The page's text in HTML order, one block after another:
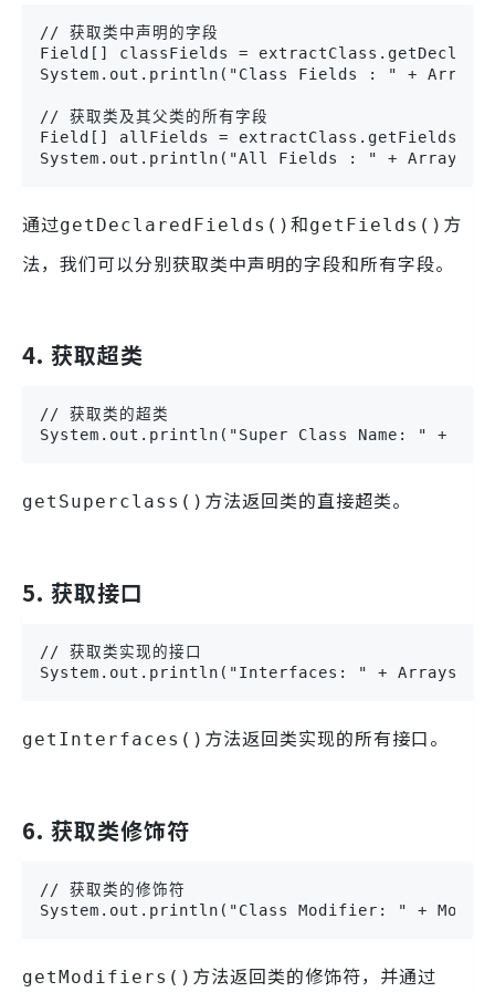
// 获取类中声明的字段
Field[] classFields =
System.out.println("Class Fields : " +
// 获取类及其父类的所有字段
Field[] allFields = extractClass.getFields();
System.out.println("All Fields : " +
通过getDeclaredFields() 和getFields() 方
法，我们可以分别获取类中声明的字段和所有字段。
4. 获取超类
// 获取类的超类
System.out.println("Super Class Name: " +
getSuperclass() 方法返回类的直接超类。
5. 获取接口
// 获取类实现的接口
System.out.println("Interfaces: " +
getInterfaces() 方法返回类实现的所有接口。
6. 获取类修饰符
// 获取类的修饰符
System.out.println("Class Modifier: " +
getModifiers() 方法返回类的修饰符，并通过